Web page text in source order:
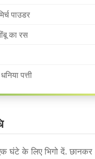
पाउडर
का रस
पत्ती
घंटे के लिए भिगो दें.